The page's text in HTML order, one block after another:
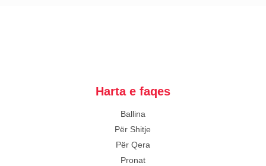
Harta e faqes
Ballina
Për Shitje
Për Qera
Pronat